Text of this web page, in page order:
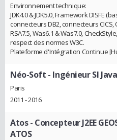
Environnement technique:
JDK4.0 & JDK5.0, Framework DISFE
connecteurs DB2, connecteurs CICS,
RSA7.5, Was6.1 & Was7.0,
respect des normes W3C.
Plateforme d'Intégration Continue
Néo-Soft - Ingénieur SI
Paris
2011 - 2016
Atos- Concepteur J2EE
ATOS